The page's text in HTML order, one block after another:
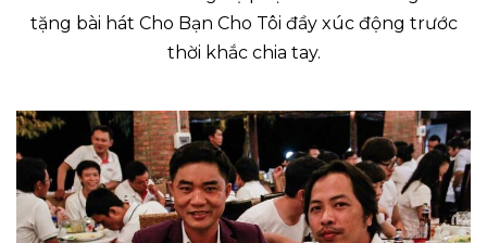
tặng bài hát Cho Bạn Cho Tôi đầy xúc động trước
thời khắc chia tay.